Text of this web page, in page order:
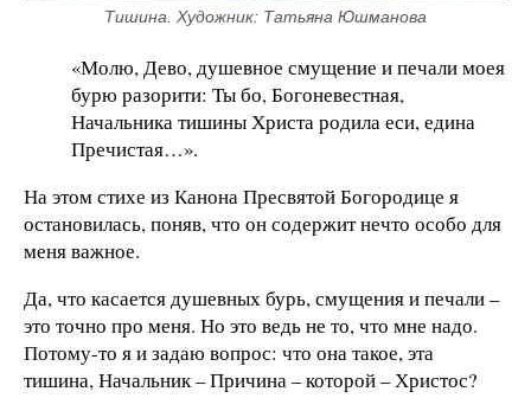
Тишина. Художник: Татьяна Юшманова
«Молю, Дево, душевное смущение и печали моея
бурю разорити: Ты бо, Богоневестная,
Начальника тишины Христа родила еси, едина
Пречистая…».
На этом стихе из Канона Пресвятой Богородице я
остановилась, поняв, что он содержит нечто особо для
меня важное.
Да, что касается душевных бурь, смущения и печали –
это точно про меня. Но это ведь не то, что мне надо.
Потому-то я и задаю вопрос: что она такое, эта
тишина, Начальник – Причина – которой – Христос?